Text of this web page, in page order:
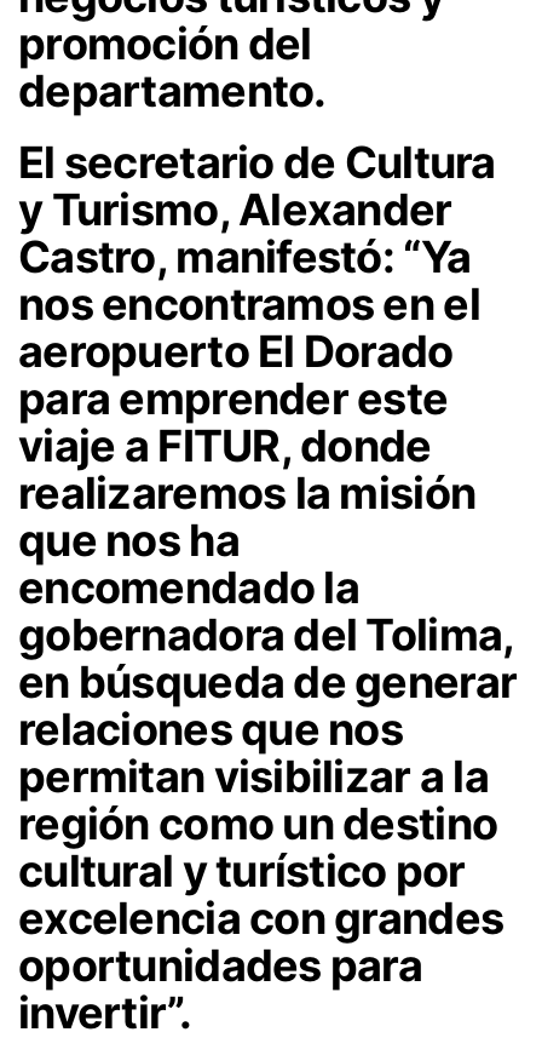
promoción del
departamento.
El secretario de Cultura
y Turismo, Alexander
Castro, manifestó: “Ya
nos encontramos en el
aeropuerto El Dorado
para emprender este
viaje a FITUR, donde
realizaremos la misión
que nos ha
encomendado la
gobernadora del Tolima,
en búsqueda de generar
relaciones que nos
permitan visibilizar a la
región como un destino
cultural y turístico por
excelencia con grandes
oportunidades para
invertir”.